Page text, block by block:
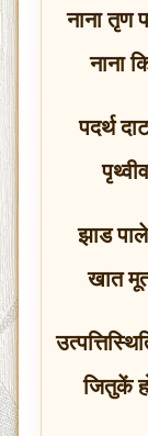
नाना तृण
नाना
पदर्थ
झाड
खात
जितुकें